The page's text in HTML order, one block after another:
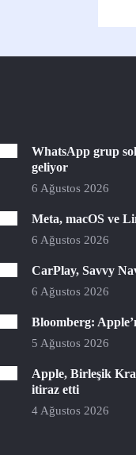
WhatsApp grup
geliyor
6 Ağustos 2026
Meta, macOS ve
6 Ağustos 2026
CarPlay, Savvy
6 Ağustos 2026
Bloomberg:
5 Ağustos 2026
Apple, Birleşik
itiraz etti
4 Ağustos 2026